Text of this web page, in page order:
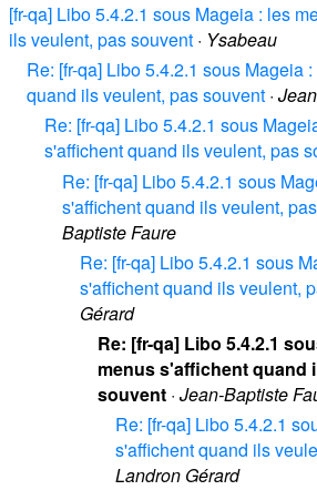
[fr-qa] Libo 5.4.2.1 sous Mageia : les
ils veulent, pas souvent · Ysabeau
Re: [fr-qa] Libo 5.4.2.1 sous Mageia
quand ils veulent, pas souvent ·
Re: [fr-qa] Libo 5.4.2.1 sous
s'affichent quand ils veulent, pas
Re: [fr-qa] Libo 5.4.2.1 sous
s'affichent quand ils veulent,
Baptiste Faure
Re: [fr-qa] Libo 5.4.2.1 sous
s'affichent quand ils veulent,
Gérard
Re: [fr-qa] Libo 5.4.2.1
menus s'affichent quand
souvent · Jean-Baptiste
Re: [fr-qa] Libo 5.4.2.1
s'affichent quand ils
Landron Gérard